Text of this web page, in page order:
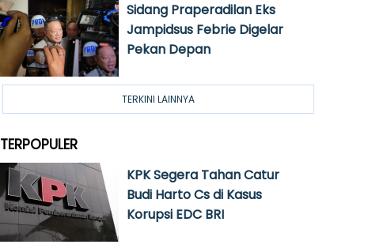
Sidang Praperadilan Eks
Jampidsus Febrie Digelar
Pekan Depan
TERKINI LAINNYA
TERPOPULER
KPK Segera Tahan Catur
Budi Harto Cs di Kasus
Korupsi EDC BRI